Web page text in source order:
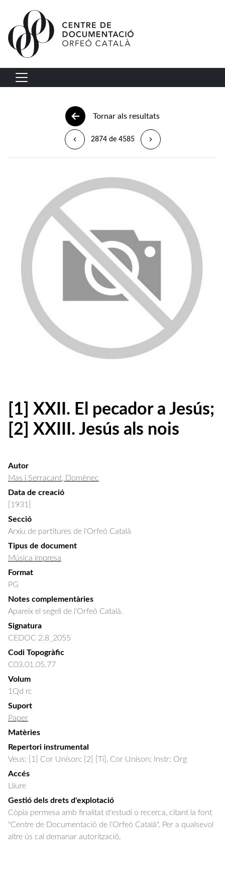
Vés al contingut
Navegació principal
Tornar als resultats
2874 de 4585
[1] XXII. El pecador a Jesús;
[2] XXIII. Jesús als nois
Autor
Mas i Serracant, Domènec
Data de creació
[1931]
Secció
Arxiu de partitures de l'Orfeó Català
Tipus de document
Música impresa
Format
PG
Notes complementàries
Apareix el segell de l'Orfeó Català.
Signatura
CEDOC 2.8_2055
Codi Topogràfic
C03.01.05.77
Volum
1Qd rc
Suport
Paper
Matèries
Repertori instrumental
Veus: [1] Cor Uníson; [2] [Ti], Cor Uníson; Instr: Org
Accés
Lliure
Gestió dels drets d'explotació
Còpia permesa amb finalitat d'estudi o recerca, citant la font
"Centre de Documentació de l’Orfeó Català". Per a qualsevol
altre ús cal demanar autorització.